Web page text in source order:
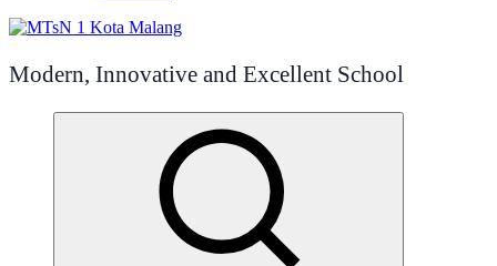
Modern, Innovative and Excellent School